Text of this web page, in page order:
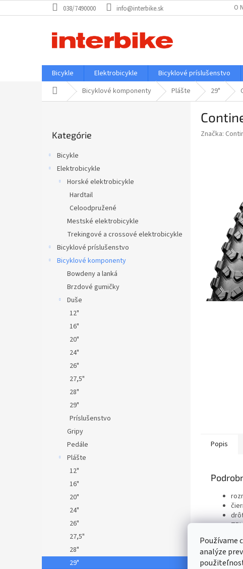
Používame
analýze
na
038/7490000 info@interbike.sk O
Bicykle Elektrobicykle Bicyklové príslušenstvo
DomovBicyklové komponenty Plášte 29"
kategórie
Kategórie
Bicykle
Elektrobicykle
Horské elektrobicykle
Hardtail
Celoodpružené
Mestské elektrobicykle
Trekingové a crossové elektrobicykle
Bicyklové príslušenstvo
Bicyklové komponenty
Bowdeny a lanká
Brzdové gumičky
Duše
12"
16"
20"
24"
26"
27,5"
28"
29"
Príslušenstvo
Gripy
Pedále
Plášte
12"
16"
20"
24"
26"
27,5"
28"
29"
Značka:
Popis
TPI